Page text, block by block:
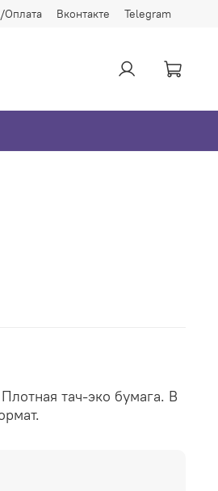
Оплата Вконтакте Telegram
тач-эко бумага. В